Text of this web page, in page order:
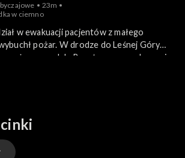
23m
w ciemno
w ewakuacji pacjentów z małego
pożar. W drodze do Leśnej Góry
wypadek. Renata mocno uderza się
ból, a badania wykazują, że